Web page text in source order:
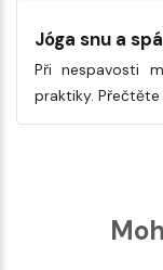
Jóga snu a
Při nespavosti
praktiky.